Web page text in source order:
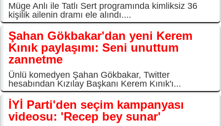
Müge Anlı ile Tatlı Sert programında kimliksiz 36
kişilik ailenin dramı ele alındı....
Şahan Gökbakar'dan yeni Kerem
Kınık paylaşımı: Seni unuttum
zannetme
Ünlü komedyen Şahan Gökbakar, Twitter
hesabından Kızılay Başkanı Kerem Kınık'ı...
İYİ Parti'den seçim kampanyası
videosu: 'Recep bey sunar'